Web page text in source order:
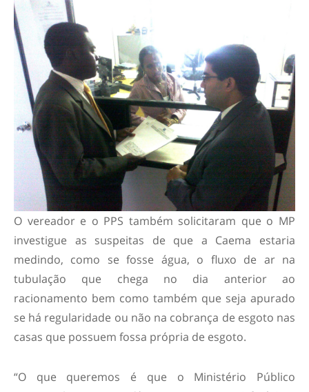
O vereador e o PPS também solicitaram que o MP
investigue as suspeitas de que a Caema estaria
medindo, como se fosse água, o fluxo de ar na
tubulação que chega no dia anterior ao
racionamento bem como também que seja apurado
se há regularidade ou não na cobrança de esgoto nas
casas que possuem fossa própria de esgoto.
“O que queremos é que o Ministério Público